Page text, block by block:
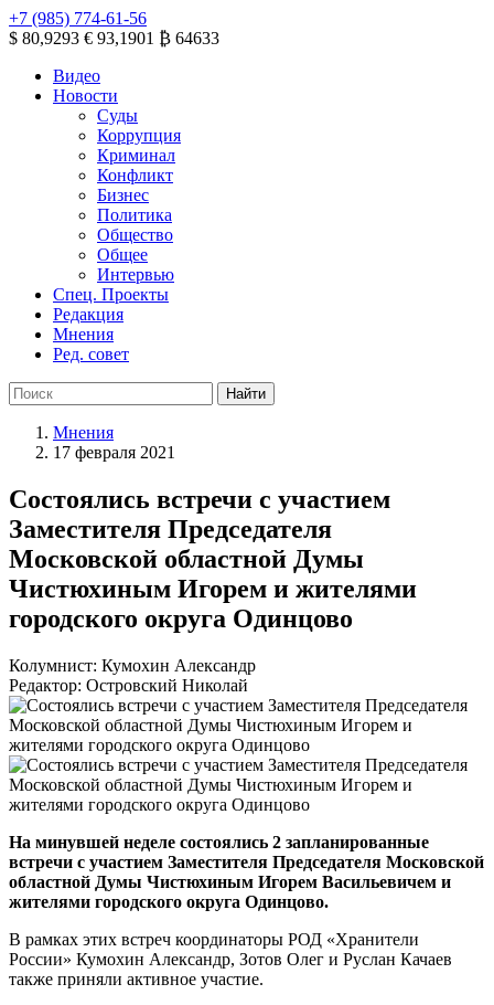
+7 (985) 774-61-56
$ 80,9293 € 93,1901 ₿ 64633
Видео
Новости
Суды
Коррупция
Криминал
Конфликт
Бизнес
Политика
Общество
Общее
Интервью
Спец. Проекты
Редакция
Мнения
Ред. совет
Мнения
17 февраля 2021
Состоялись встречи с участием
Заместителя Председателя
Московской областной Думы
Чистюхиным Игорем и жителями
городского округа Одинцово
Колумнист: Кумохин Александр
Редактор: Островский Николай
На минувшей неделе состоялись 2 запланированные
встречи с участием Заместителя Председателя Московской
областной Думы Чистюхиным Игорем Васильевичем и
жителями городского округа Одинцово.
В рамках этих встреч координаторы РОД «Хранители
России» Кумохин Александр, Зотов Олег и Руслан Качаев
также приняли активное участие.